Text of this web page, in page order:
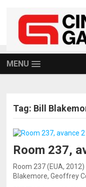
MENU
Tag: Bill
Room 237,
Room 237 (EUA,
Blakemore, Geoffrey